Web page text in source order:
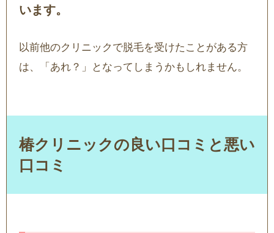
います。
以前他のクリニックで脱毛を受けたことがある方
は、「あれ？」となってしまうかもしれません。
椿クリニックの良い口コミと悪い
口コミ